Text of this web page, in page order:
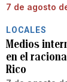
7 de agosto
LOCALES
Medios
en el
Rico